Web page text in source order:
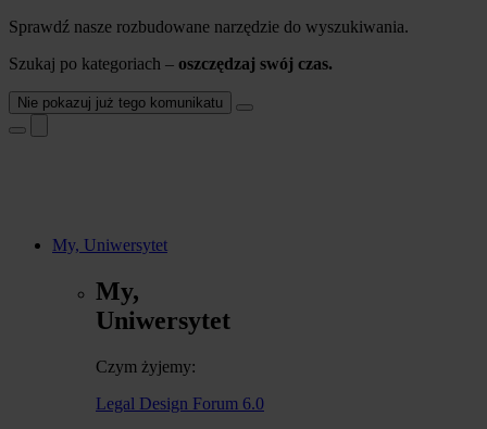
Sprawdź nasze rozbudowane narzędzie do wyszukiwania.
Szukaj po kategoriach – oszczędzaj swój czas.
Nie pokazuj już tego komunikatu
My, Uniwersytet
My,
Uniwersytet
Czym żyjemy:
Legal Design Forum 6.0